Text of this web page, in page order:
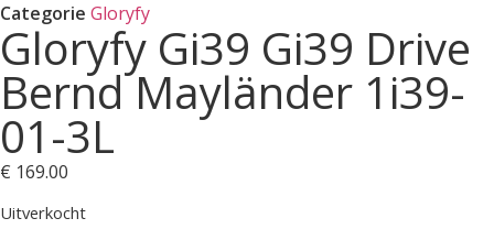
Categorie Gloryfy
Gloryfy Gi39 Gi39 Drive
Bernd Mayländer 1i39-
01-3L
€ 169.00
Uitverkocht